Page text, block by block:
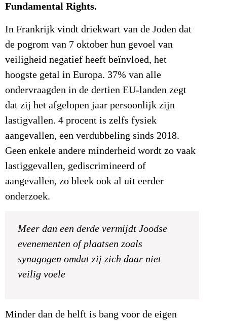
Fundamental Rights.
In Frankrijk vindt driekwart van de Joden dat
de pogrom van 7 oktober hun gevoel van
veiligheid negatief heeft beïnvloed, het
hoogste getal in Europa. 37% van alle
ondervraagden in de dertien EU-landen zegt
dat zij het afgelopen jaar persoonlijk zijn
lastigvallen. 4 procent is zelfs fysiek
aangevallen, een verdubbeling sinds 2018.
Geen enkele andere minderheid wordt zo vaak
lastiggevallen, gediscrimineerd of
aangevallen, zo bleek ook al uit eerder
onderzoek.
Meer dan een derde vermijdt Joodse
evenementen of plaatsen zoals
synagogen omdat zij zich daar niet
veilig voele
Minder dan de helft is bang voor de eigen